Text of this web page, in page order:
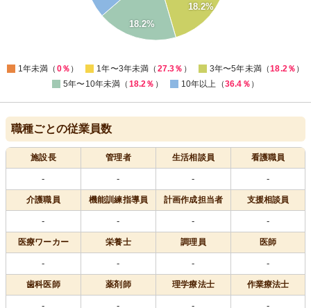
18.2%
18.2%
1年未満（ 0％ ） 1年〜3年未満（ 27.3％ ） 3年〜5年未満（18.2％ ）
5年〜10年未満（ 18.2％ ） 10年以上（36.4％ ）
職種ごとの従業員数
施設長 管理者 生活相談員 看護職員
- - - -
介護職員 機能訓練指導員 計画作成担当者 支援相談員
- - - -
医療ワーカー 栄養士 調理員 医師
- - - -
歯科医師 薬剤師 理学療法士 作業療法士
- - - -